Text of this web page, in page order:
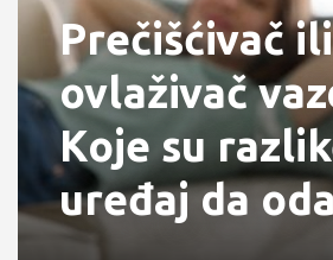
Prečišćivač ili
ovlaživač
Koje su
uređaj da